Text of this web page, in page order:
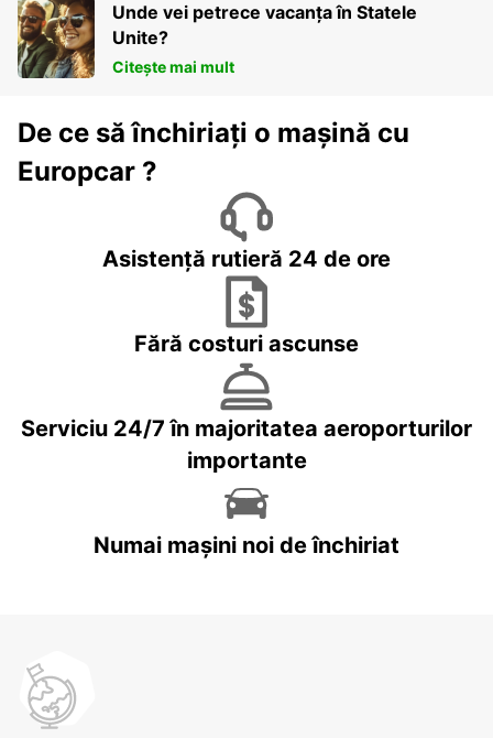
Unde vei petrece vacanța în Statele
Unite?
Citește mai mult
De ce să închiriați o mașină cu
Europcar ?
Asistență rutieră 24 de ore
Fără costuri ascunse
Serviciu 24/7 în majoritatea aeroporturilor
importante
Numai mașini noi de închiriat